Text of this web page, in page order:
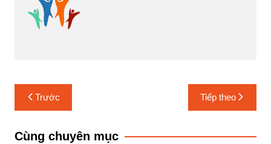
Điều
hướng
bài
Trước Tiếp theo
Cùng chuyên mục